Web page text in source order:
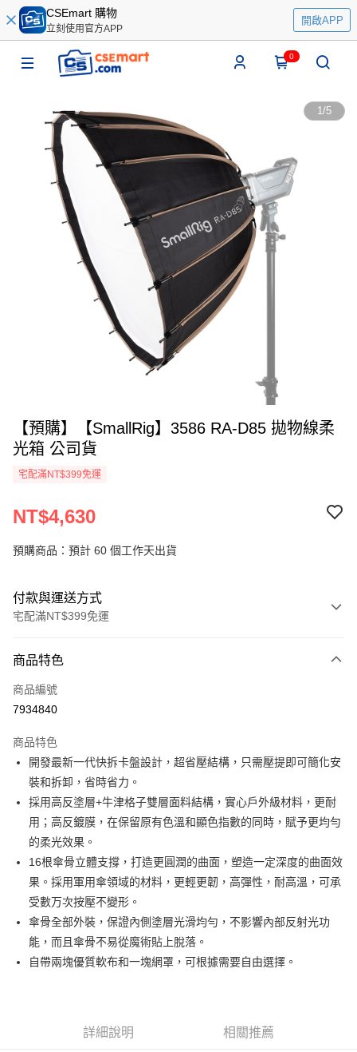
CSEmart 購物
立刻使用官方APP
開啟APP
0
1/5
【預購】【SmallRig】3586 RA-D85 拋物線柔
光箱 公司貨
宅配滿NT$399免運
NT$4,630
預購商品：預計 60 個工作天出貨
付款與運送方式
宅配滿NT$399免運
信用卡一次付款
信用卡分期付款
合作金庫商業銀行
華南商業銀行
彰化商業銀行
上海商業儲蓄銀行
國泰世華商業銀行
兆豐國際商業銀行
臺灣中小企業銀行
台中商業銀行
匯豐（台灣）商業銀行
聯邦商業銀行
元大商業銀行
永豐商業銀行
玉山商業銀行
星展（台灣）商業銀行
台新國際商業銀行
台灣樂天信用卡公司
6 期 0 利率 每期
華南商業銀行
上海商業儲蓄銀行
台北富邦商業銀行
國泰世華商業銀行
兆豐國際商業銀行
臺灣中小企業銀行
匯豐（台灣）商業銀行
華泰商業銀行
聯邦商業銀行
遠東國際商業銀行
元大商業銀行
永豐商業銀行
玉山商業銀行
台新國際商業銀行
中國信託商業銀行
台灣樂天信用卡公司
12 期 0 利率 每期 NT$385 21家銀行
合作金庫商業銀行
第一商業銀行
上海商業儲蓄銀行
台北富邦商業銀行
國泰世華商業銀行
臺灣中小企業銀行
台中商業銀行
匯豐（台灣）商業銀行
華泰商業銀行
聯邦商業銀行
元大商業銀行
永豐商業銀行
玉山商業銀行
星展（台灣）商業銀行
台新國際商業銀行
中國信託商業銀行
台灣樂天信用卡公司
LINE Pay
Apple Pay
街口支付
悠遊付
Google Pay
全支付
商品特色
商品編號
7934840
商品特色
開發最新一代快拆卡盤設計，超省壓結構，只需壓提即可簡化安
裝和拆卸，省時省力。
採用高反塗層+牛津格子雙層面料結構，實心戶外級材料，更耐
用；高反鍍膜，在保留原有色溫和顯色指數的同時，賦予更均勻
的柔光效果。
16根傘骨立體支撐，打造更圓潤的曲面，塑造一定深度的曲面效
果。採用軍用傘領域的材料，更輕更韌，高彈性，耐高溫，可承
受數万次按壓不變形。
傘骨全部外裝，保證內側塗層光滑均勻，不影響內部反射光功
能，而且傘骨不易從魔術貼上脫落。
自帶兩塊優質軟布和一塊網罩，可根據需要自由選擇。
詳細說明 相關推薦